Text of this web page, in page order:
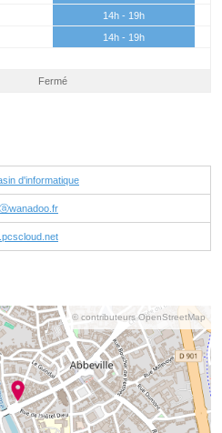
14h - 19h
14h - 19h
Fermé
d'informatique
© contributeurs OpenStreetMap